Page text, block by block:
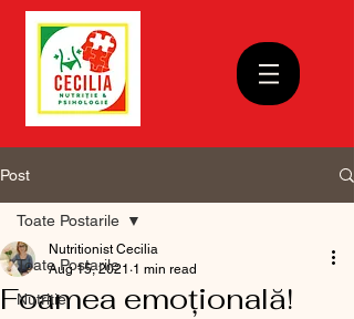
Post
Toate Postarile
Nutritie
Toate Postarile
Foamea emoțională!
Nutritionist Cecilia
Aug 15, 2021 1 min read